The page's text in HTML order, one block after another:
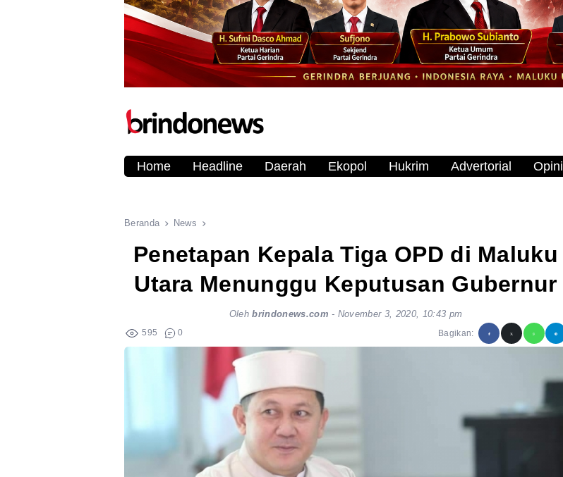
Home Headline Daerah Ekopol Hukrim Advertorial Opini
Beranda News
Penetapan Kepala Tiga OPD di Maluku
Utara Menunggu Keputusan Gubernur
Olehbrindonews.com - November 3, 2020, 10:43 pm
595 0 Bagikan: